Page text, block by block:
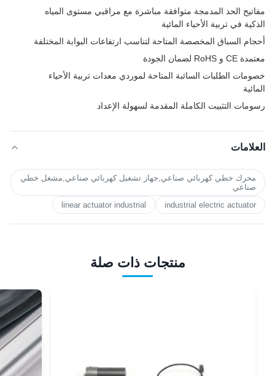
مفاتيح الحد المدمجة متوافقة مباشرة مع مراقبي مستوى المياه
الذكية في تربية الأحياء المائية
أحجام السباق المخصصة المتاحة لتناسب ارتفاعات البوابة المختلفة
معتمدة CE و RoHS لضمان الجودة
خصومات الطلبات السائبة المتاحة لموردي معدات تربية الأحياء
المائية
رسومات التثبيت الكاملة المقدمة لسهولة الإعداد
العلامات
محرك خطي كهربائي صناعي,جهاز تشغيل كهربائي صناعي,مشغل خطي
صناعي
industrial electric actuator
linear actuator industrial
منتجات ذات صلة